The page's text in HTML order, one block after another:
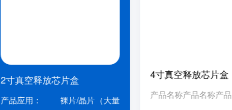
2寸真空释放芯片盒
产品应用： 裸片/晶片（大量
4寸真空释放芯片盒
产品名称产品名称产品